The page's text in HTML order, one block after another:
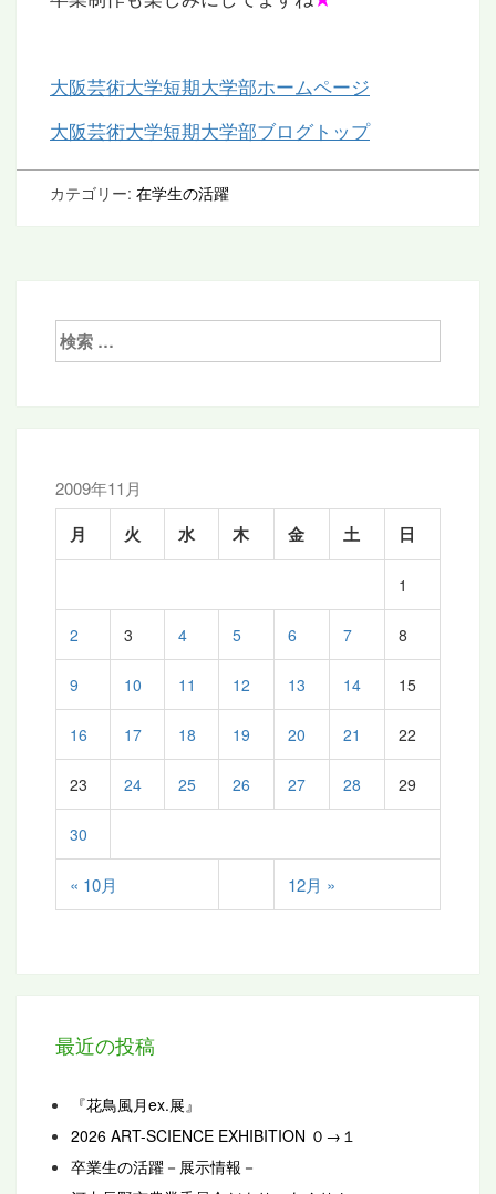
大阪芸術大学短期大学部ホームページ
大阪芸術大学短期大学部ブログトップ
カテゴリー: 在学生の活躍
検
索:
2009年11月
月 火 水 木 金 土 日
« 10月 12月 »
1
2 3 4 5 6 7 8
9 10 11 12 13 14 15
16 17 18 19 20 21 22
23 24 25 26 27 28 29
30
最近の投稿
『花鳥風月ex.展』
2026 ART-SCIENCE EXHIBITION ０→１
卒業生の活躍－展示情報－